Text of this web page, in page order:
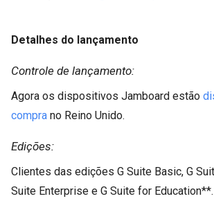
Detalhes do lançamento
Controle de lançamento:
Agora os dispositivos Jamboard estão
compra no Reino Unido.
Edições:
Clientes das edições G Suite Basic, G
Suite Enterprise e G Suite for Education**.